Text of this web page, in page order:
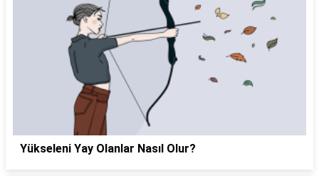
Yükseleni Yay Olanlar Nasıl Olur?